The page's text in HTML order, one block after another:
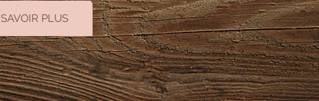
PLUS